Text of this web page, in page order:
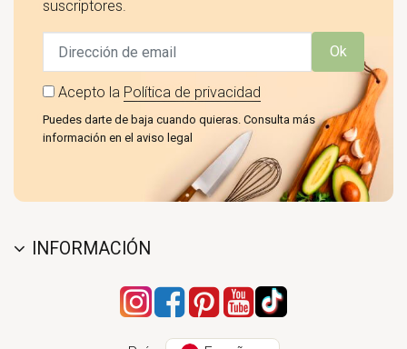
suscriptores.
Ok
Acepto la Política de privacidad
Puedes darte de baja cuando quieras. Consulta más
información en el aviso legal
INFORMACIÓN